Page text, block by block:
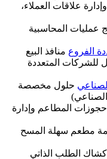
علاقات العملاء،
عمليات المحاسبية
الفروع منافذ البيع
للشركات المتعددة
حلول مخصصة
حجوزات المطاعم وإدارة
مطعم سهلة المسح
أكشاك الطلب الذاتي